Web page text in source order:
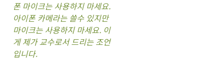
폰 마이크는 사용하지 마세요.
아이폰 카메라는 쓸수 있지만
마이크는 사용하지 마세요. 이
게 제가 교수로서 드리는 조언
입니다.